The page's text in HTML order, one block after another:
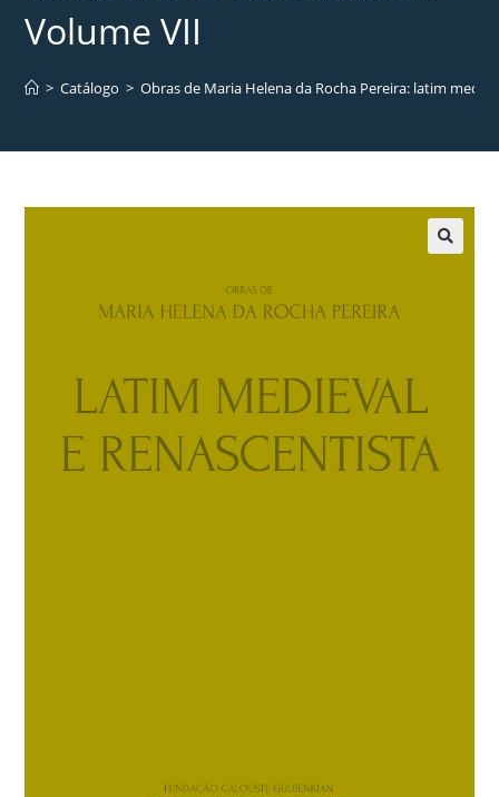
Volume VII
> Catálogo > Obras de Maria Helena da Rocha Pereira: latim